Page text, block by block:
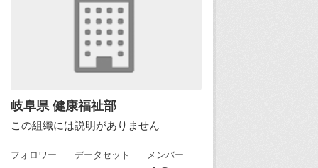
岐阜県 健康福祉部
この組織には説明がありません
フォロワー データセット メンバー